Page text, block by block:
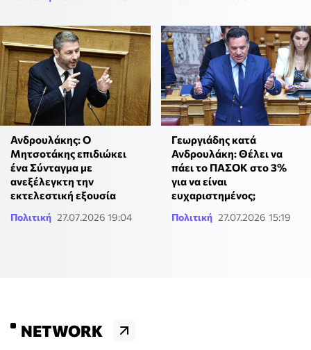
Ανδρουλάκης: Ο
Μητσοτάκης επιδιώκει
ένα Σύνταγμα με
ανεξέλεγκτη την
εκτελεστική εξουσία
Πολιτική 27.07.2026 19:04
Γεωργιάδης κατά
Ανδρουλάκη: Θέλει να
πάει το ΠΑΣΟΚ στο 3%
για να είναι
ευχαριστημένος;
Πολιτική 27.07.2026 15:19
NETWORK